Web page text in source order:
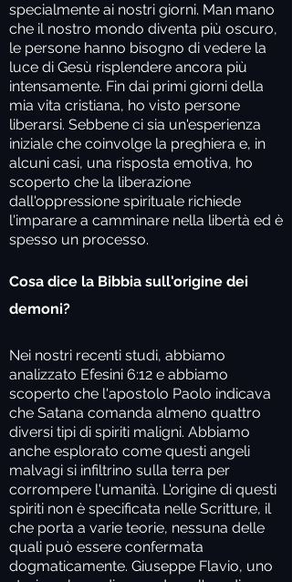
specialmente ai nostri giorni. Man mano
che il nostro mondo diventa più oscuro,
le persone hanno bisogno di vedere la
luce di Gesù risplendere ancora più
intensamente. Fin dai primi giorni della
mia vita cristiana, ho visto persone
liberarsi. Sebbene ci sia un'esperienza
iniziale che coinvolge la preghiera e, in
alcuni casi, una risposta emotiva, ho
scoperto che la liberazione
dall'oppressione spirituale richiede
l'imparare a camminare nella libertà ed è
spesso un processo.
Cosa dice la Bibbia sull'origine dei
demoni?
Nei nostri recenti studi, abbiamo
analizzato Efesini 6:12 e abbiamo
scoperto che l'apostolo Paolo indicava
che Satana comanda almeno quattro
diversi tipi di spiriti maligni. Abbiamo
anche esplorato come questi angeli
malvagi si infiltrino sulla terra per
corrompere l'umanità. L'origine di questi
spiriti non è specificata nelle Scritture, il
che porta a varie teorie, nessuna delle
quali può essere confermata
dogmaticamente. Giuseppe Flavio, uno